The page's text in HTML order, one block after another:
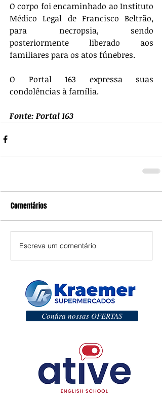
O corpo foi encaminhado ao Instituto
Médico Legal de Francisco Beltrão,
para necropsia, sendo
posteriormente liberado aos
familiares para os atos fúnebres.
O Portal 163 expressa suas
condolências à família.
Fonte: Portal 163
Comentários
Escreva um comentário
Confira nossas OFERTAS